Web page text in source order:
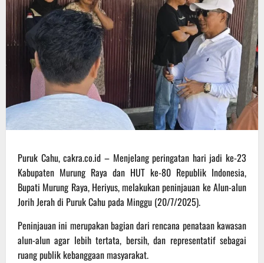
Puruk Cahu, cakra.co.id – Menjelang peringatan hari jadi ke-23
Kabupaten Murung Raya dan HUT ke-80 Republik Indonesia,
Bupati Murung Raya, Heriyus, melakukan peninjauan ke Alun-alun
Jorih Jerah di Puruk Cahu pada Minggu (20/7/2025).
Peninjauan ini merupakan bagian dari rencana penataan kawasan
alun-alun agar lebih tertata, bersih, dan representatif sebagai
ruang publik kebanggaan masyarakat.